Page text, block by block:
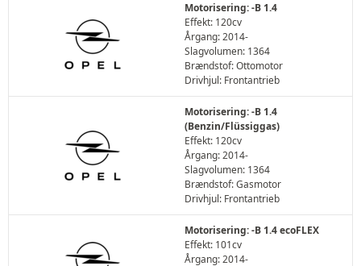
Motorisering: -B 1.4
Effekt: 120cv
Årgang: 2014-
Slagvolumen: 1364
Brændstof: Ottomotor
Drivhjul: Frontantrieb
Motorisering: -B 1.4
(Benzin/Flüssiggas)
Effekt: 120cv
Årgang: 2014-
Slagvolumen: 1364
Brændstof: Gasmotor
Drivhjul: Frontantrieb
Motorisering: -B 1.4 ecoFLEX
Effekt: 101cv
Årgang: 2014-